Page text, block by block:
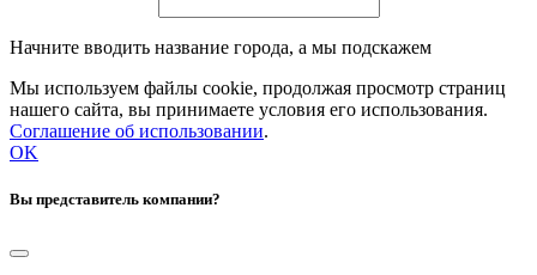
Начните вводить название города, а мы подскажем
Мы используем файлы cookie, продолжая просмотр страниц
нашего сайта, вы принимаете условия его использования.
Соглашение об использовании.
OK
Вы представитель компании?